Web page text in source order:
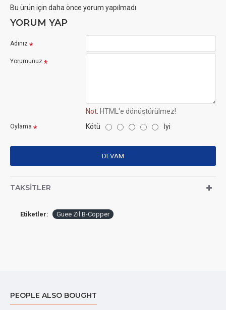
Bu ürün için daha önce yorum yapılmadı.
YORUM YAP
Adınız
Yorumunuz
Not: HTML'e dönüştürülmez!
Oylama Kötü İyi
DEVAM
TAKSITLER
Etiketler: Guee Zil B-Copper
PEOPLE ALSO BOUGHT